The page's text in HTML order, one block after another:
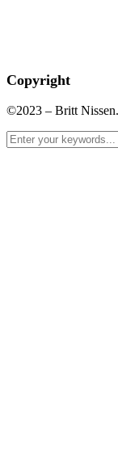
Copyright
©2023 – Britt